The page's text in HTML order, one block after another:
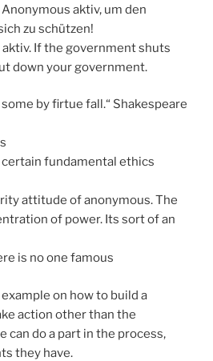
aktiv, um den
zu schützen!
If the government shuts
down your government.
by firtue fall.“ Shakespeare
certain fundamental ethics
attitude of anonymous. The
of power. Its sort of an
is no one famous
on how to build a
action other than the
can do a part in the process,
they have.